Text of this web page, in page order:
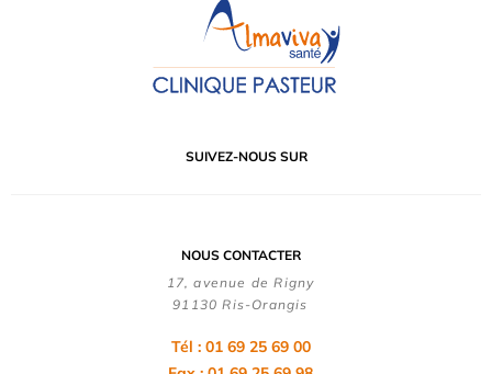
SUIVEZ-NOUS SUR
NOUS CONTACTER
17, avenue de Rigny
91130 Ris-Orangis
Tél : 01 69 25 69 00